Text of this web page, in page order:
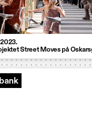
Street Moves på